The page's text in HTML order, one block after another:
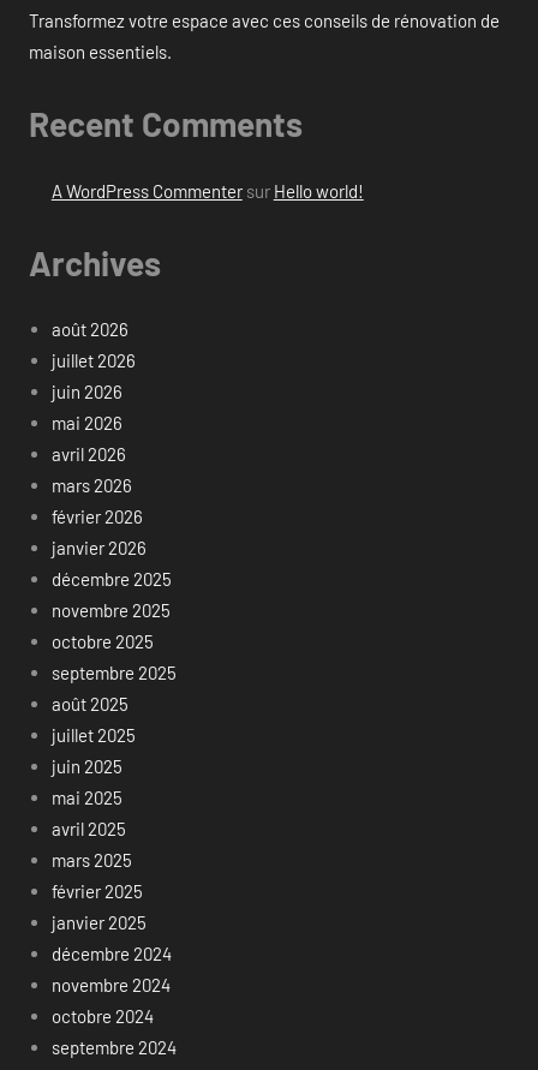
Transformez votre espace avec ces conseils de rénovation de
maison essentiels.
Recent Comments
A WordPress Commentersur Hello world!
Archives
août 2026
juillet 2026
juin 2026
mai 2026
avril 2026
mars 2026
février 2026
janvier 2026
décembre 2025
novembre 2025
octobre 2025
septembre 2025
août 2025
juillet 2025
juin 2025
mai 2025
avril 2025
mars 2025
février 2025
janvier 2025
décembre 2024
novembre 2024
octobre 2024
septembre 2024